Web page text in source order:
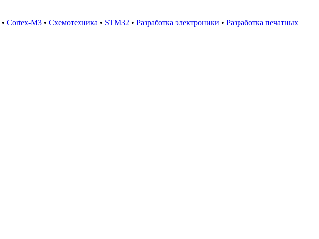
• Cortex-M3 • Схемотехника • STM32 • Разработка электроники • Разработка печатных